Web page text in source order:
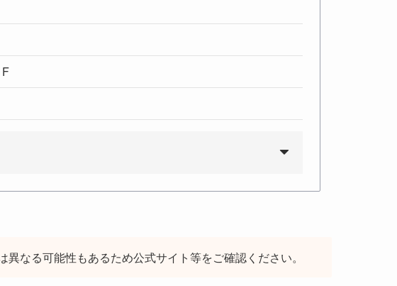
なる可能性もあるため公式サイト等をご確認ください。